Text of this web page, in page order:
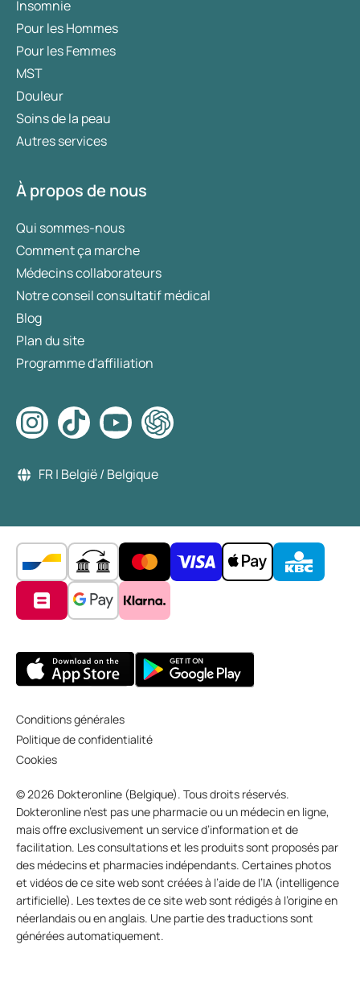
Insomnie
Pour les Hommes
Pour les Femmes
MST
Douleur
Soins de la peau
Autres services
À propos de nous
Qui sommes-nous
Comment ça marche
Médecins collaborateurs
Notre conseil consultatif médical
Blog
Plan du site
Programme d'affiliation
FR | België / Belgique
Conditions générales
Politique de confidentialité
Cookies
© 2026 Dokteronline (Belgique). Tous droits réservés.
Dokteronline n’est pas une pharmacie ou un médecin en ligne,
mais offre exclusivement un service d’information et de
facilitation. Les consultations et les produits sont proposés par
des médecins et pharmacies indépendants. Certaines photos
et vidéos de ce site web sont créées à l’aide de l’IA (intelligence
artificielle). Les textes de ce site web sont rédigés à l’origine en
néerlandais ou en anglais. Une partie des traductions sont
générées automatiquement.